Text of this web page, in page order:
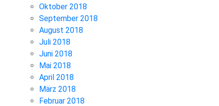
Oktober 2018
September 2018
August 2018
Juli 2018
Juni 2018
Mai 2018
April 2018
März 2018
Februar 2018